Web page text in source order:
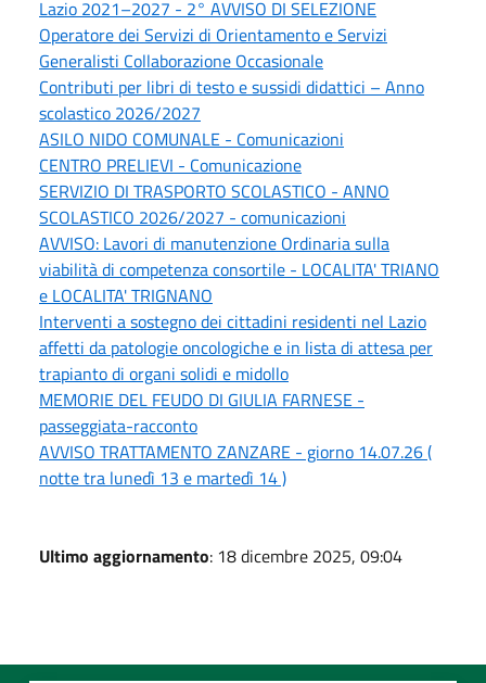
Lazio 2021–2027 - 2° AVVISO DI SELEZIONE
Operatore dei Servizi di Orientamento e Servizi
Generalisti Collaborazione Occasionale
Contributi per libri di testo e sussidi didattici – Anno
scolastico 2026/2027
ASILO NIDO COMUNALE - Comunicazioni
CENTRO PRELIEVI - Comunicazione
SERVIZIO DI TRASPORTO SCOLASTICO - ANNO
SCOLASTICO 2026/2027 - comunicazioni
AVVISO: Lavori di manutenzione Ordinaria sulla
viabilità di competenza consortile - LOCALITA' TRIANO
e LOCALITA' TRIGNANO
Interventi a sostegno dei cittadini residenti nel Lazio
affetti da patologie oncologiche e in lista di attesa per
trapianto di organi solidi e midollo
MEMORIE DEL FEUDO DI GIULIA FARNESE -
passeggiata-racconto
AVVISO TRATTAMENTO ZANZARE - giorno 14.07.26 (
notte tra lunedì 13 e martedì 14 )
Ultimo aggiornamento: 18 dicembre 2025, 09:04